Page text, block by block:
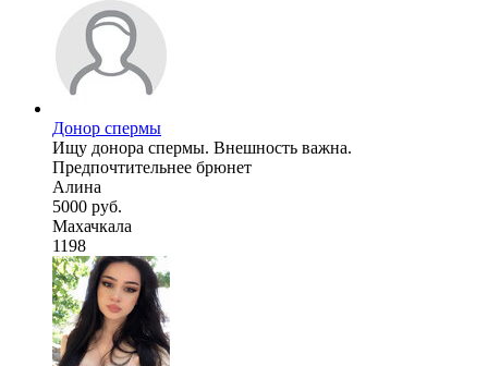
Донор спермы
Ищу донора спермы. Внешность важна.
Предпочтительнее брюнет
Алина
5000 руб.
Махачкала
1198